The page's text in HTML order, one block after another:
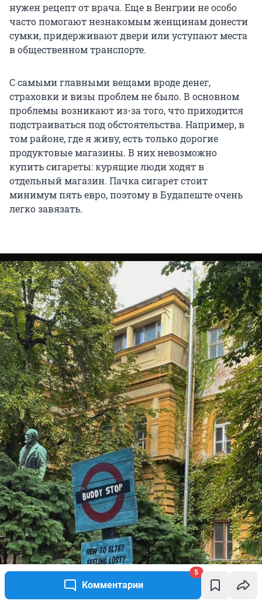
Комментарии
5
нужен рецепт от врача. Еще в Венгрии не особо
часто помогают незнакомым женщинам донести
сумки, придерживают двери или уступают места
в общественном транспорте.
С самыми главными вещами вроде денег,
страховки и визы проблем не было. В основном
проблемы возникают из-за того, что приходится
подстраиваться под обстоятельства. Например, в
том районе, где я живу, есть только дорогие
продуктовые магазины. В них невозможно
купить сигареты: курящие люди ходят в
отдельный магазин. Пачка сигарет стоит
минимум пять евро, поэтому в Будапеште очень
легко завязать.